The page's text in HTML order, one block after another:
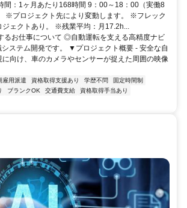
間：1ヶ月あたり168時間 9：00～18：00（実働8
※プロジェクト先により変動します。 ※フレック
ジェクトあり。 ※残業平均：月17.2h...
るお仕事について ◎自動運転を支える高精度ナビ
ステム開発です。 ▼プロジェクト概要 - 安全な自
向け、車のカメラやセンサーが捉えた周囲の映像
雇用派遣 資格取得支援あり 学歴不問
固定時間制
ブランクOK 交通費支給
資格取得手当あり